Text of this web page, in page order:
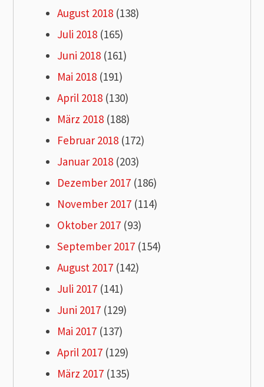
August 2018 (138)
Juli 2018 (165)
Juni 2018 (161)
Mai 2018 (191)
April 2018 (130)
März 2018 (188)
Februar 2018 (172)
Januar 2018 (203)
Dezember 2017 (186)
November 2017 (114)
Oktober 2017 (93)
September 2017 (154)
August 2017 (142)
Juli 2017 (141)
Juni 2017 (129)
Mai 2017 (137)
April 2017 (129)
März 2017 (135)